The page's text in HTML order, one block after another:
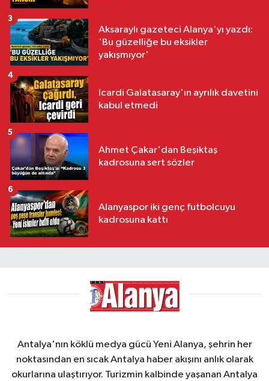
Aksaraylı gazeteci Alanya'yı yazdı:
'Bu güzelliğe bu eksikler
yakışmıyor'
3
Icardi Galatasaray'ın ayrılık davetini
kabul etmedi
4
Ahmet Çakar'dan Beşiktaş
kadrosuna sert sözler
5
Alanyaspor iki genç futbolcuyu
kadrosuna kattı
6
Antalya'nın köklü medya gücü Yeni Alanya, şehrin her
noktasından en sıcak Antalya haber akışını anlık olarak
okurlarına ulaştırıyor. Turizmin kalbinde yaşanan Antalya